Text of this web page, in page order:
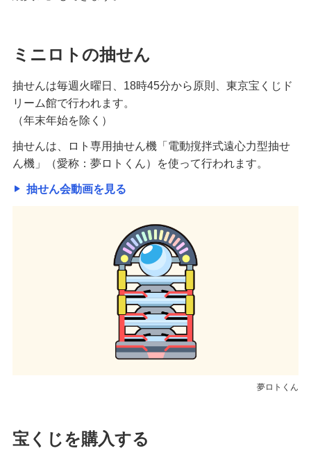
ミニロトの抽せん
抽せんは毎週火曜日、18時45分から原則、東京宝くじド
リーム館で行われます。
（年末年始を除く）
抽せんは、ロト専用抽せん機「電動撹拌式遠心力型抽せ
ん機」（愛称：夢ロトくん）を使って行われます。
抽せん会動画を見る
夢ロトくん
宝くじを購入する